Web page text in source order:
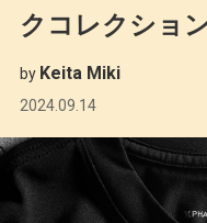
クコレクショ
by Keita Miki
2024.09.14